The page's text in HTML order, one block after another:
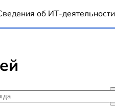
об ИТ-деятельности